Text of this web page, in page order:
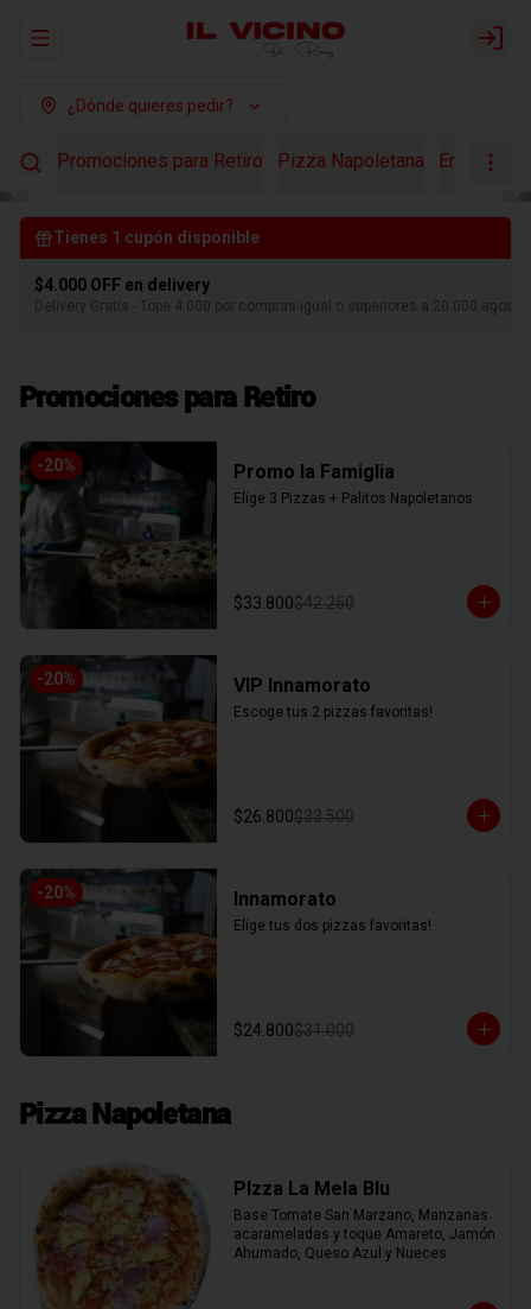
Abrir menu de navegación Login
¿Dónde quieres pedir?
Promociones para Retiro Pizza Napoletana Ensaladas
Tienes 1 cupón disponible
$4.000 OFF en delivery
Delivery Gratis - Tope 4.000 por compras igual o superiores a 20.000 agosto
Promociones para Retiro
-20% Promo la Famiglia
Elige 3 Pizzas + Palitos Napoletanos
$33.800$42.250
-20% VIP Innamorato
Escoge tus 2 pizzas favoritas!
$26.800$33.500
-20% Innamorato
Elige tus dos pizzas favoritas!
$24.800$31.000
Pizza Napoletana
PIzza La Mela Blu
Base Tomate San Marzano, Manzanas
acarameladas y toque Amareto, Jamón
Ahumado, Queso Azul y Nueces.